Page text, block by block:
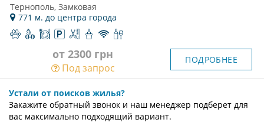
Тернополь, Замковая
771 м. до центра города
от 2300 грн
Под запрос
ПОДРОБНЕЕ
Устали от поисков жилья?
Закажите обратный звонок и наш менеджер подберет для
вас максимально подходящий вариант.